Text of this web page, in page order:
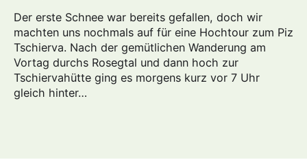
Der erste Schnee war bereits gefallen, doch wir
machten uns nochmals auf für eine Hochtour zum Piz
Tschierva. Nach der gemütlichen Wanderung am
Vortag durchs Rosegtal und dann hoch zur
Tschiervahütte ging es morgens kurz vor 7 Uhr
gleich hinter…